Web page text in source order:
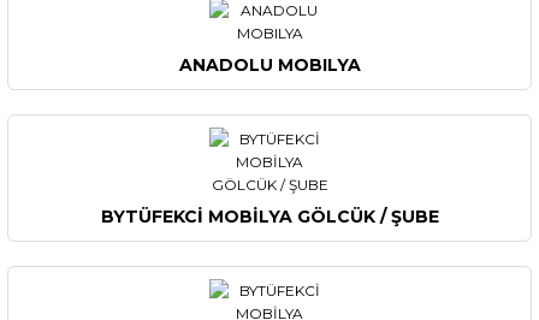
ANADOLU MOBILYA
BYTÜFEKCİ MOBİLYA GÖLCÜK / ŞUBE